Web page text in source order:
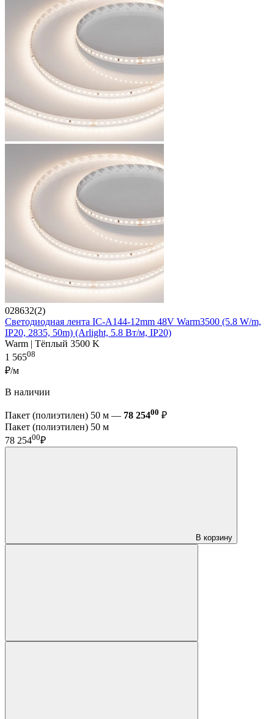
028632(2)
Светодиодная лента IC-A144-12mm 48V Warm3500 (5.8 W/m,
IP20, 2835, 50m) (Arlight, 5.8 Вт/м, IP20)
Warm | Тёплый 3500 K
1 56508
₽/м
В наличии
Пакет (полиэтилен) 50 м — 78 25400 ₽
Пакет (полиэтилен) 50 м
78 25400₽
В корзину